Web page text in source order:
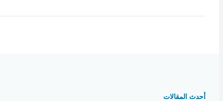
المقالات